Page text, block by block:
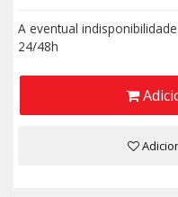
A eventual
24/48h